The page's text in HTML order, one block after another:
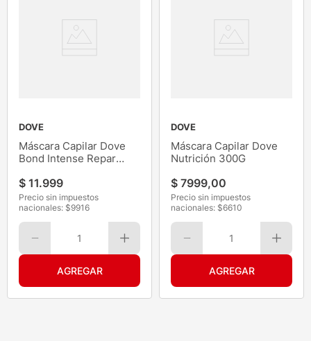
DOVE
Máscara Capilar Dove
Bond Intense Repar
$ 11.999
Precio sin impuestos
nacionales: $9916
1
DOVE
Máscara Capilar Dove
Nutrición 300G
$ 7999,00
Precio sin impuestos
nacionales: $6610
1